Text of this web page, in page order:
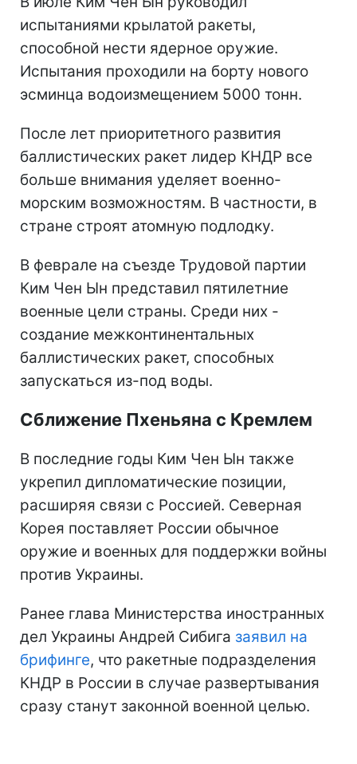
испытаниями крылатой ракеты,
способной нести ядерное оружие.
Испытания проходили на борту нового
эсминца водоизмещением 5000 тонн.
После лет приоритетного развития
баллистических ракет лидер КНДР все
больше внимания уделяет военно-
морским возможностям. В частности, в
стране строят атомную подлодку.
В феврале на съезде Трудовой партии
Ким Чен Ын представил пятилетние
военные цели страны. Среди них -
создание межконтинентальных
баллистических ракет, способных
запускаться из-под воды.
Сближение Пхеньяна с Кремлем
В последние годы Ким Чен Ын также
укрепил дипломатические позиции,
расширяя связи с Россией. Северная
Корея поставляет России обычное
оружие и военных для поддержки войны
против Украины.
Ранее глава Министерства иностранных
дел Украины Андрей Сибига заявил на
брифинге, что ракетные подразделения
КНДР в России в случае развертывания
сразу станут законной военной целью.